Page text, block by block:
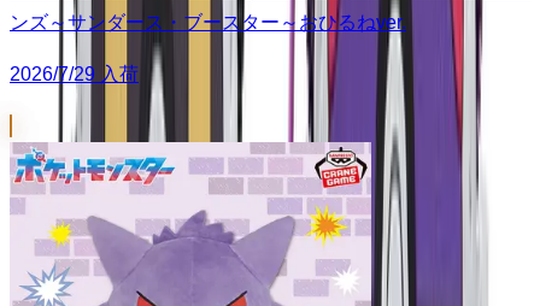
ンズ～サンダース・ブースター～おひるねver.
2026/7/29 入荷